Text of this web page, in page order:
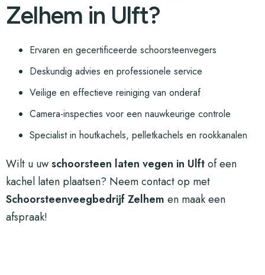
Zelhem in Ulft?
Ervaren en gecertificeerde schoorsteenvegers
Deskundig advies en professionele service
Veilige en effectieve reiniging van onderaf
Camera-inspecties voor een nauwkeurige controle
Specialist in houtkachels, pelletkachels en rookkanalen
Wilt u uwschoorsteen laten vegen in Ulftof een
kachel laten plaatsen? Neem contact op met
Schoorsteenveegbedrijf Zelhem en maak een
afspraak!